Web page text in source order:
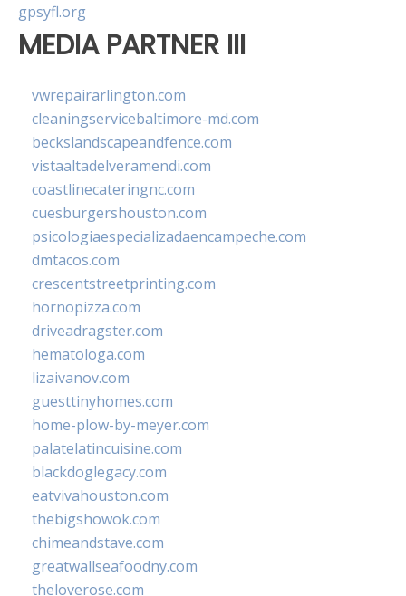
gpsyfl.org
MEDIA PARTNER III
vwrepairarlington.com
cleaningservicebaltimore-md.com
beckslandscapeandfence.com
vistaaltadelveramendi.com
coastlinecateringnc.com
cuesburgershouston.com
psicologiaespecializadaencampeche.com
dmtacos.com
crescentstreetprinting.com
hornopizza.com
driveadragster.com
hematologa.com
lizaivanov.com
guesttinyhomes.com
home-plow-by-meyer.com
palatelatincuisine.com
blackdoglegacy.com
eatvivahouston.com
thebigshowok.com
chimeandstave.com
greatwallseafoodny.com
theloverose.com